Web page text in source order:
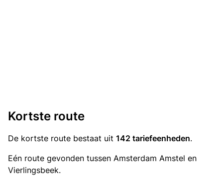
Kortste route
De kortste route bestaat uit 142 tariefeenheden.
Eén route gevonden tussen Amsterdam Amstel en
Vierlingsbeek.